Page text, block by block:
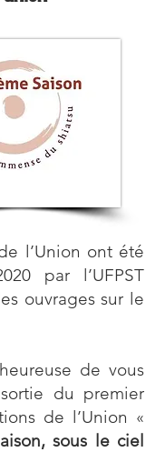
l’Union ont été
par l’UFPST
ouvrages sur le
de vous
du premier
de l’Union «
sous le ciel